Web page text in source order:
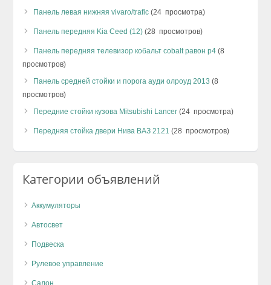
Панель левая нижняя vivaro/trafic (24 просмотра)
Панель передняя Kia Ceed (12) (28 просмотров)
Панель передняя телевизор кобальт cobalt равон р4 (8
просмотров)
Панель средней стойки и порога ауди олроуд 2013 (8
просмотров)
Передние стойки кузова Mitsubishi Lancer (24 просмотра)
Передняя стойка двери Нива ВАЗ 2121 (28 просмотров)
Категории объявлений
Аккумуляторы
Автосвет
Подвеска
Рулевое управление
Салон